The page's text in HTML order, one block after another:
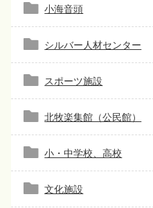
小海音頭
シルバー人材センター
スポーツ施設
北牧楽集館（公民館）
小・中学校、高校
文化施設